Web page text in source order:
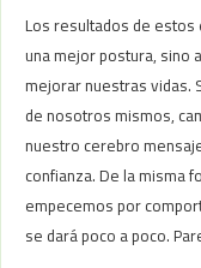
Los resultados de
una mejor postura, sino
mejorar nuestras vidas.
de nosotros mismos,
nuestro cerebro
confianza. De la misma
empecemos por
se dará poco a poco.